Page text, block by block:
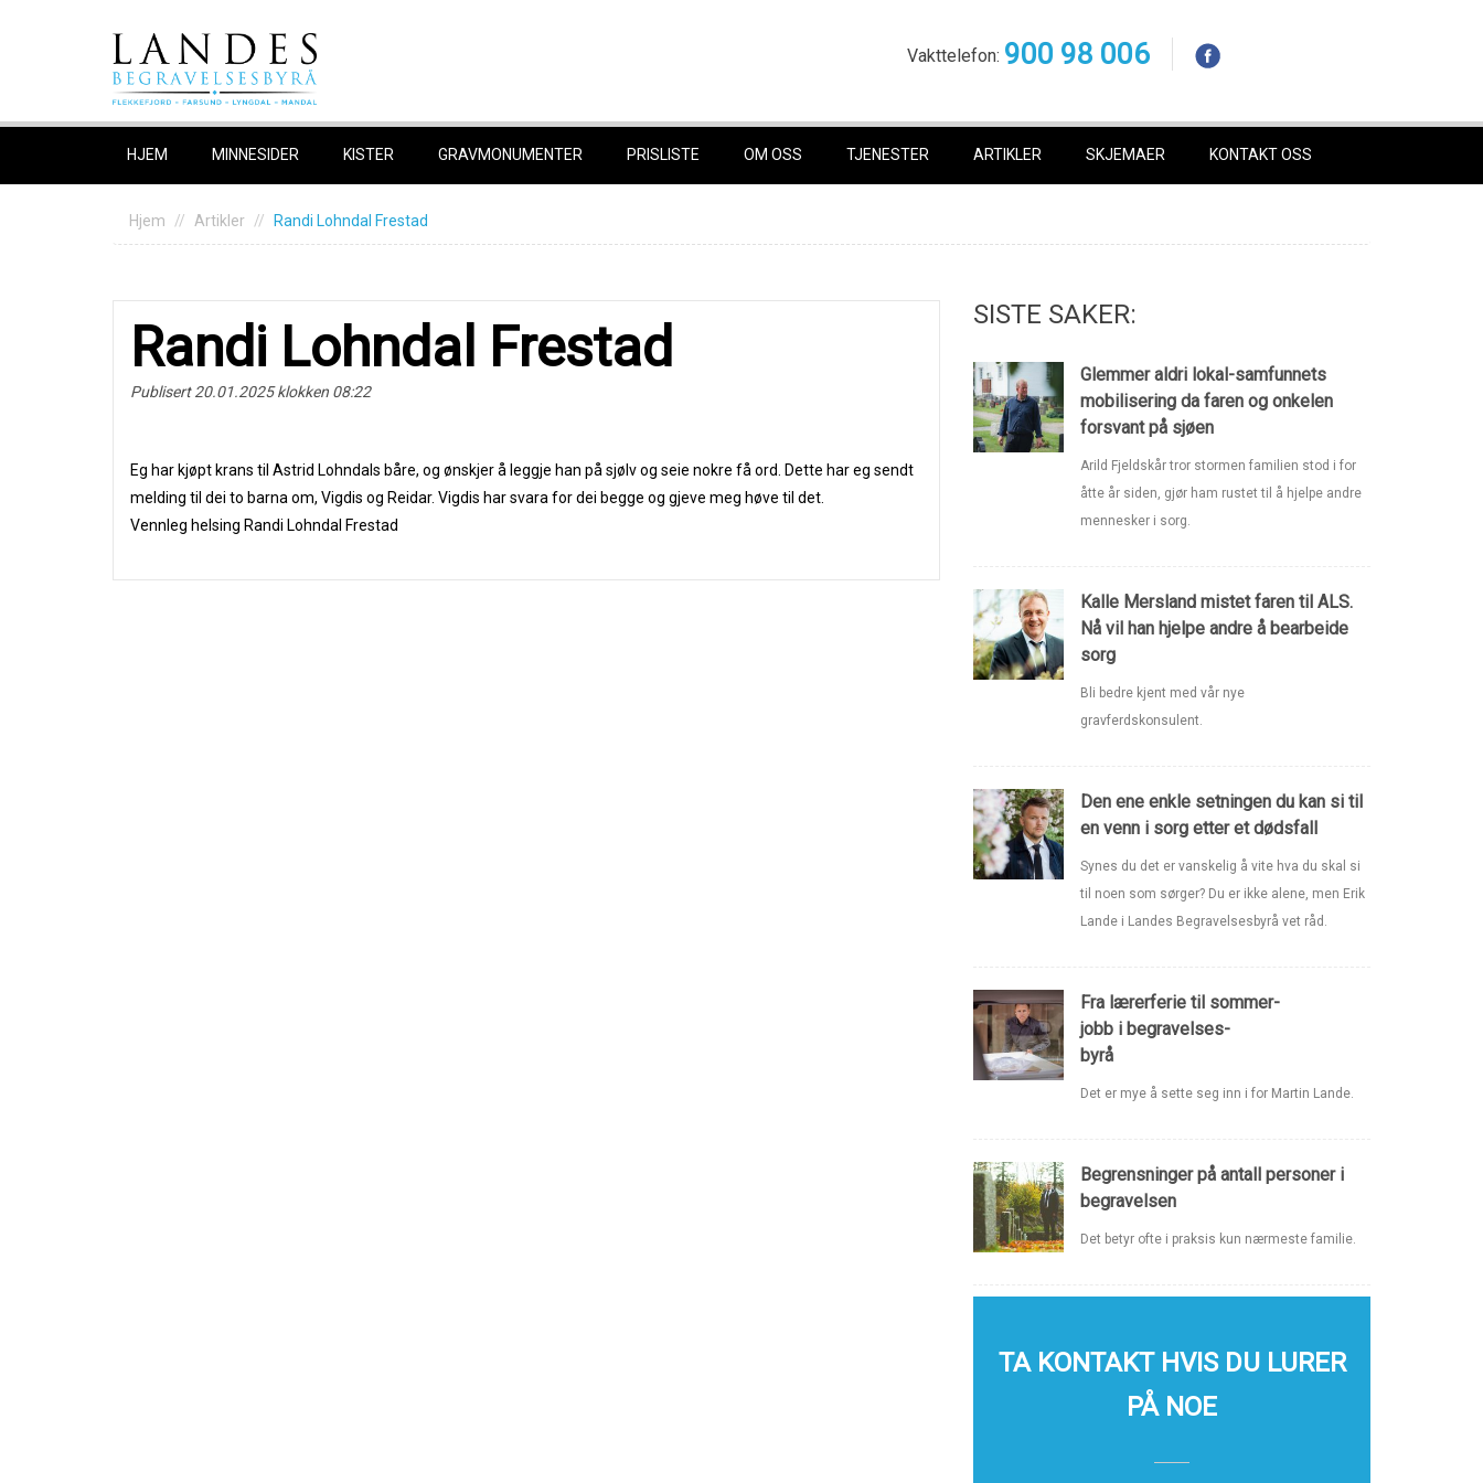
Vakttelefon: 900 98 006
HJEM MINNESIDER KISTER GRAVMONUMENTER PRISLISTE OM OSS TJENESTER ARTIKLER SKJEMAER KONTAKT OSS
Hjem Artikler Randi Lohndal Frestad
Randi Lohndal Frestad
Publisert 20.01.2025 klokken 08:22
Eg har kjøpt krans til Astrid Lohndals båre, og ønskjer å leggje han på sjølv og seie nokre få ord. Dette har eg sendt
melding til dei to barna om, Vigdis og Reidar. Vigdis har svara for dei begge og gjeve meg høve til det.
Vennleg helsing Randi Lohndal Frestad
SISTE SAKER:
Glemmer aldri lokal-samfunnets
mobilisering da faren og onkelen
forsvant på sjøen
Arild Fjeldskår tror stormen familien stod i for
åtte år siden, gjør ham rustet til å hjelpe andre
mennesker i sorg.
Kalle Mersland mistet faren til ALS.
Nå vil han hjelpe andre å bearbeide
sorg
Bli bedre kjent med vår nye
gravferdskonsulent.
Den ene enkle setningen du kan si til
en venn i sorg etter et dødsfall
Synes du det er vanskelig å vite hva du skal si
til noen som sørger? Du er ikke alene, men Erik
Lande i Landes Begravelsesbyrå vet råd.
Fra lærerferie til sommer-
jobb i begravelses-
byrå
Det er mye å sette seg inn i for Martin Lande.
Begrensninger på antall personer i
begravelsen
Det betyr ofte i praksis kun nærmeste familie.
TA KONTAKT HVIS DU LURER
PÅ NOE